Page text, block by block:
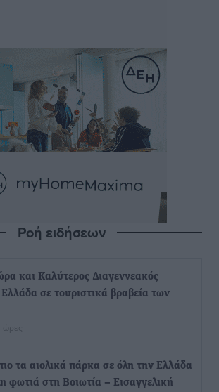
Ροή ειδήσεων
και Καλύτερος Διαγεννεακός
σε τουριστικά βραβεία των
τα αιολικά πάρκα σε όλη την Ελλάδα
φωτιά στη Βοιωτία – Eισαγγελική